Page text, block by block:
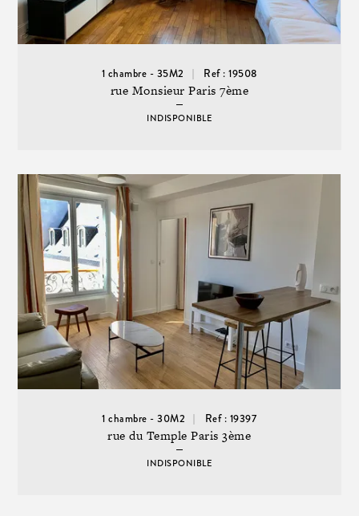
1 chambre - 35M2 Ref : 19508
rue Monsieur Paris 7ème
INDISPONIBLE
1 chambre - 30M2 Ref : 19397
rue du Temple Paris 3ème
INDISPONIBLE